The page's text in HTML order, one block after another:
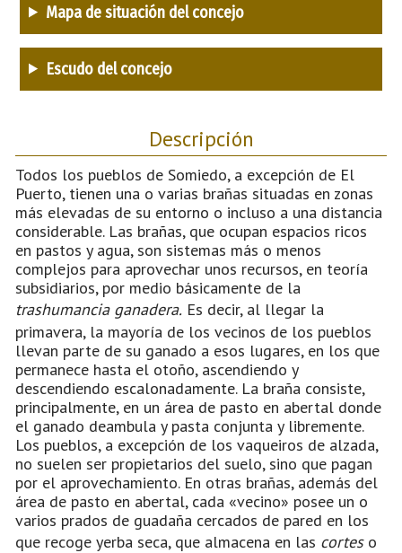
Mapa de situación del concejo
Escudo del concejo
Descripción
Todos los pueblos de Somiedo, a excepción de El
Puerto, tienen una o varias brañas situadas en zonas
más elevadas de su entorno o incluso a una distancia
considerable. Las brañas, que ocupan espacios ricos
en pastos y agua, son sistemas más o menos
complejos para aprovechar unos recursos, en teoría
subsidiarios, por medio básicamente de la
trashumancia ganadera. Es decir, al llegar la
primavera, la mayoría de los vecinos de los pueblos
llevan parte de su ganado a esos lugares, en los que
permanece hasta el otoño, ascendiendo y
descendiendo escalonadamente. La braña consiste,
principalmente, en un área de pasto en abertal donde
el ganado deambula y pasta conjunta y libremente.
Los pueblos, a excepción de los vaqueiros de alzada,
no suelen ser propietarios del suelo, sino que pagan
por el aprovechamiento. En otras brañas, además del
área de pasto en abertal, cada «vecino» posee un o
varios prados de guadaña cercados de pared en los
que recoge yerba seca, que almacena en las corteso